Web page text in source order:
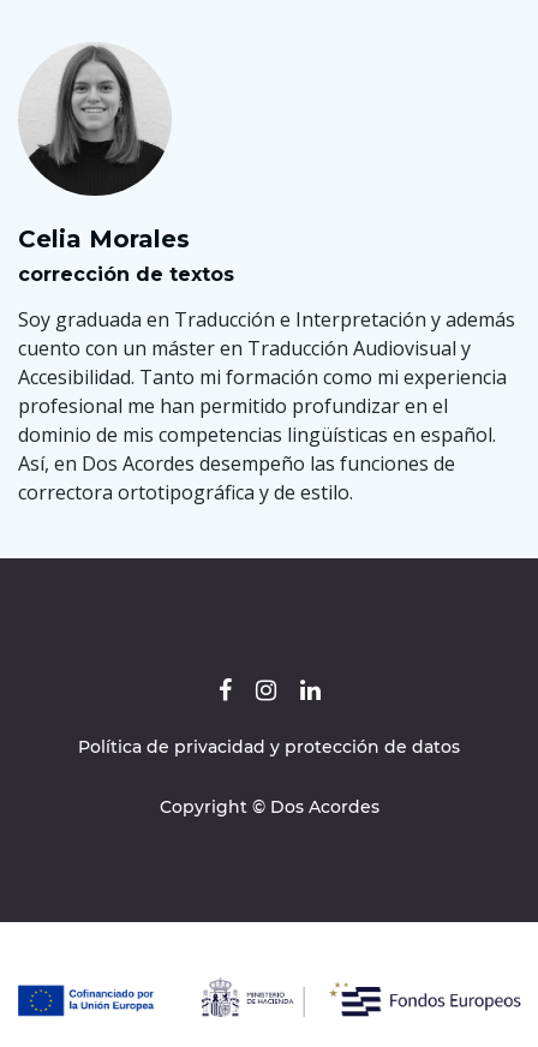
Celia Morales
corrección de textos
Soy graduada en Traducción e Interpretación y además
cuento con un máster en Traducción Audiovisual y
Accesibilidad. Tanto mi formación como mi experiencia
profesional me han permitido profundizar en el
dominio de mis competencias lingüísticas en español.
Así, en Dos Acordes desempeño las funciones de
correctora ortotipográfica y de estilo.
Política de privacidad y protección de datos
Copyright © Dos Acordes